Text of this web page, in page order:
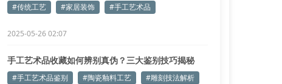
#传统工艺 #家居装饰 #手工艺术品
2025-05-26 02:07
手工艺术品收藏如何辨别真伪？三大鉴别技巧揭秘
#手工艺术品鉴别 #陶瓷釉料工艺 #雕刻技法解析